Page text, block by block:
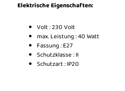
Elektrische Eigenschaften:
Volt : 230 Volt
max. Leistung : 40 Watt
Fassung : E27
Schutzklasse : II
Schutzart : IP20